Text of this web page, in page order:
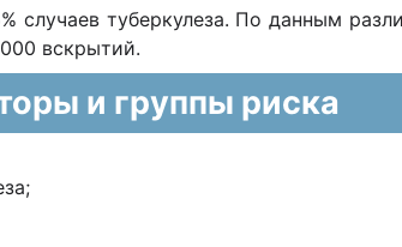
случаев туберкулеза. По данным
вскрытий.
и группы риска